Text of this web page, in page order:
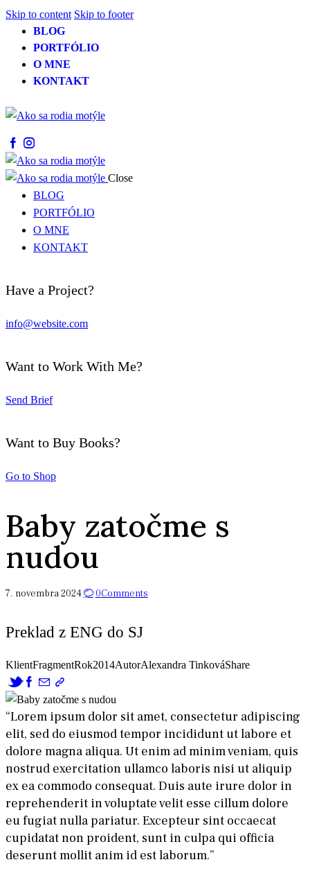
Skip to content Skip to footer
BLOG
PORTFÓLIO
O MNE
KONTAKT
Close
BLOG
PORTFÓLIO
O MNE
KONTAKT
Have a Project?
info@website.com
Want to Work With Me?
Send Brief
Want to Buy Books?
Go to Shop
Baby zatočme s
nudou
7. novembra 2024 0Comments
Preklad z ENG do SJ
KlientFragmentRok2014AutorAlexandra TinkováShare
“Lorem ipsum dolor sit amet, consectetur adipiscing
elit, sed do eiusmod tempor incididunt ut labore et
dolore magna aliqua. Ut enim ad minim veniam, quis
nostrud exercitation ullamco laboris nisi ut aliquip
ex ea commodo consequat. Duis aute irure dolor in
reprehenderit in voluptate velit esse cillum dolore
eu fugiat nulla pariatur. Excepteur sint occaecat
cupidatat non proident, sunt in culpa qui officia
deserunt mollit anim id est laborum.”